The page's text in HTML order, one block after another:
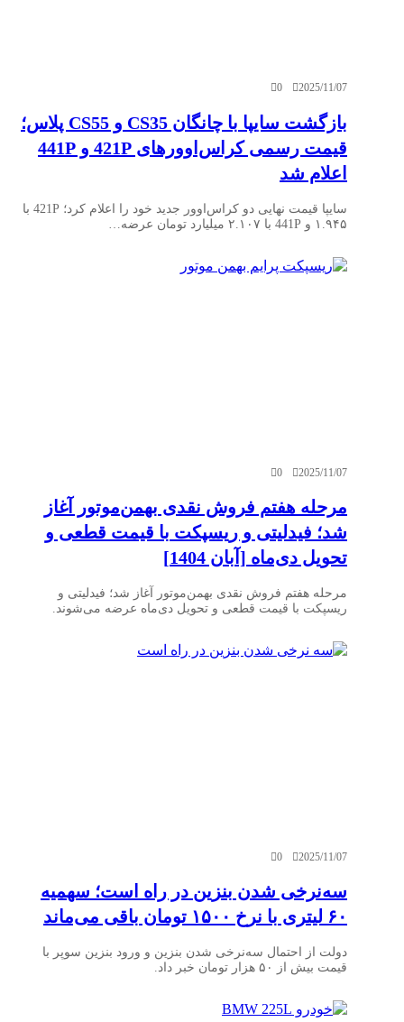
2025/11/07
0
بازگشت سایپا با چانگان CS35 و CS55 پلاس؛
قیمت رسمی کراس‌اوورهای 421P و 441P
اعلام شد
سایپا قیمت نهایی دو کراس‌اوور جدید خود را اعلام کرد؛ 421P با
۱.۹۴۵ و 441P با ۲.۱۰۷ میلیارد تومان عرضه…
2025/11/07
0
مرحله هفتم فروش نقدی بهمن‌موتور آغاز
شد؛ فیدلیتی و ریسپکت با قیمت قطعی و
تحویل دی‌ماه [آبان 1404]
مرحله هفتم فروش نقدی بهمن‌موتور آغاز شد؛ فیدلیتی و
ریسپکت با قیمت قطعی و تحویل دی‌ماه عرضه می‌شوند.
2025/11/07
0
سه‌نرخی شدن بنزین در راه است؛ سهمیه
۶۰ لیتری با نرخ ۱۵۰۰ تومان باقی می‌ماند
دولت از احتمال سه‌نرخی شدن بنزین و ورود بنزین سوپر با
قیمت بیش از ۵۰ هزار تومان خبر داد.